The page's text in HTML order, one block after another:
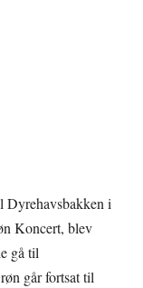
Dyrehavsbakken i
Koncert, blev
gå til
går fortsat til